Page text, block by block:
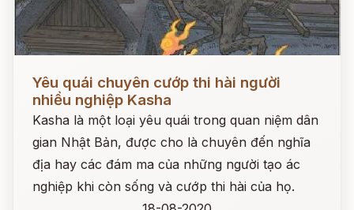
Yêu quái chuyên cướp thi hài người
nhiều nghiệp Kasha
Kasha là một loại yêu quái trong quan niệm dân
gian Nhật Bản, được cho là chuyên đến nghĩa
địa hay các đám ma của những người tạo ác
nghiệp khi còn sống và cướp thi hài của họ.